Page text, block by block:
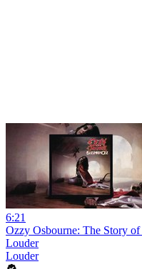
6:21
Ozzy Osbourne: The Story
Louder
Louder